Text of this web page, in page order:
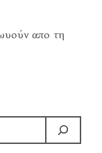
απο τη